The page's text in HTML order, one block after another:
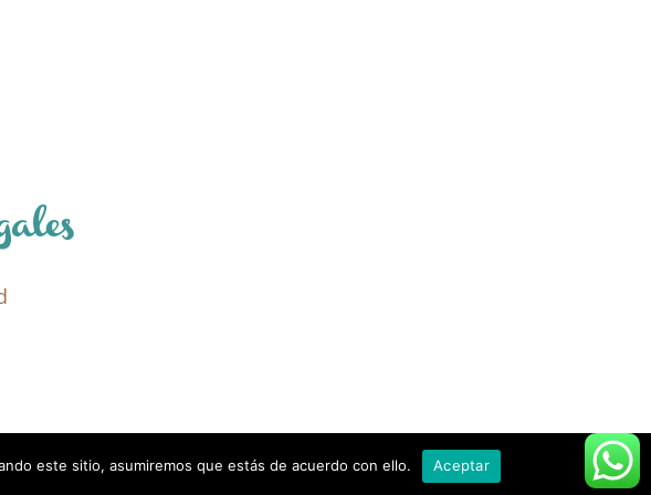
este sitio, asumiremos que estás de acuerdo con ello. Aceptar